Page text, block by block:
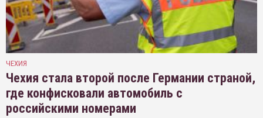
ЧЕХИЯ
Чехия стала второй после Германии страной,
где конфисковали автомобиль с
российскими номерами